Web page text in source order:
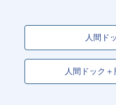
人間ド
人間ドック